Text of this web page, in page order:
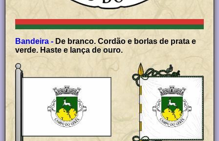
Bandeira - De branco. Cordão e borlas de prata e
verde. Haste e lança de ouro.